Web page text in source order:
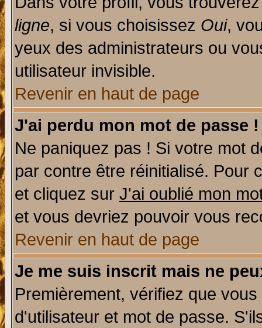
ligne, si vous choisissez Oui,
yeux des administrateurs ou
utilisateur invisible.
Revenir en haut de page
J'ai perdu mon mot de passe !
Ne paniquez pas ! Si votre mot
par contre être réinitialisé. Pour
et cliquez sur J'ai oublié mon
et vous devriez pouvoir vous
Revenir en haut de page
Je me suis inscrit mais ne
Premièrement, vérifiez que
d'utilisateur et mot de passe.